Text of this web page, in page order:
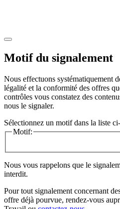
Motif du signalement
Nous effectuons systématiquement
légalité et la conformité des offres
contrôles vous constatez des
nous le signaler.
Sélectionnez un motif dans la liste
Motif:
Nous vous rappelons que le
interdit.
Pour tout signalement concernant
offre déjà pourvue, rendez-vous